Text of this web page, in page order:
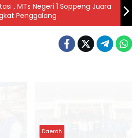
, MTs Negeri 1 Soppeng Juara
Penggalang
Daerah